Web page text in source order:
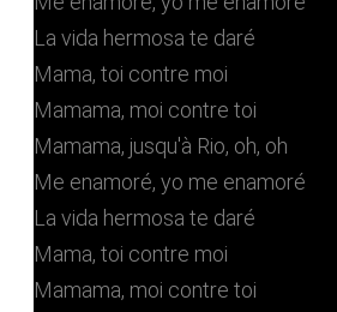
La vida hermosa te daré
Mama, toi contre moi
Mamama, moi contre toi
Mamama, jusqu'à Rio, oh, oh
Me enamoré, yo me enamoré
La vida hermosa te daré
Mama, toi contre moi
Mamama, moi contre toi